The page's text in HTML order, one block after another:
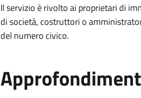
Il servizio è rivolto ai proprietari di
di società, costruttori o
del numero civico.